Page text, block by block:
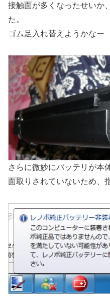
接触面が多くなったせいか
た。
ゴム足入れ替えようかなー
さらに微妙にバッテリが本
面取りされていないため、